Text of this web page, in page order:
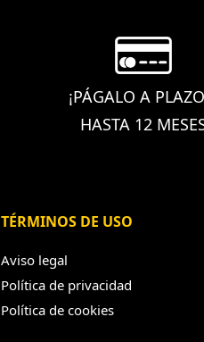
¡PÁGALO A
HASTA 12
TÉRMINOS DE USO
Aviso legal
Política de privacidad
Política de cookies